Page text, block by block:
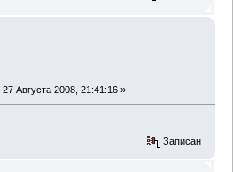
27 Августа 2008, 21:41:16 »
Записан